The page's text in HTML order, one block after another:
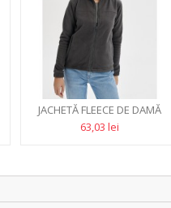
JACHETĂ FLEECE DE DAMĂ
280G
63,03 lei